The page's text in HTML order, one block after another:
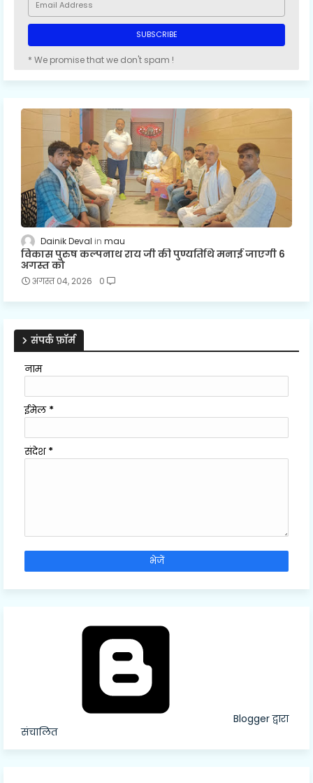
* We promise that we don't spam !
Dainik Deval mau
विकास पुरुष कल्पनाथ राय जी की पुण्यतिथि मनाई जाएगी 6
अगस्त को
अगस्त 04, 2026 0
संपर्क फ़ॉर्म
नाम
ईमेल *
संदेश *
Blogger द्वारा
संचालित